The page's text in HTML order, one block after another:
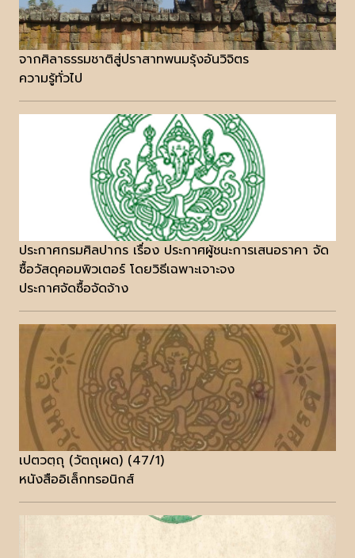
จากศิลาธรรมชาติสู่ปราสาทพนมรุ้งอันวิจิตร
ความรู้ทั่วไป
ประกาศกรมศิลปากร เรื่อง ประกาศผู้ชนะการเสนอราคา จัด
ซื้อวัสดุคอมพิวเตอร์ โดยวิธีเฉพาะเจาะจง
ประกาศจัดซื้อจัดจ้าง
เปตวตฺถุ (วัตถุเผด) (47/1)
หนังสืออิเล็กทรอนิกส์